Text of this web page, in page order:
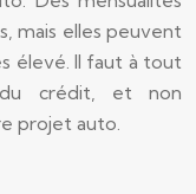
mais elles peuvent
élevé. Il faut à tout
crédit, et non
projet auto.